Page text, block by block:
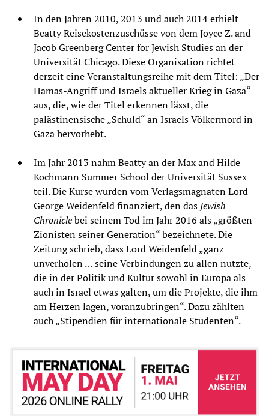
In den Jahren 2010, 2013 und auch 2014 erhielt
Beatty Reisekostenzuschüsse von dem Joyce Z. and
Jacob Greenberg Center for Jewish Studies an der
Universität Chicago. Diese Organisation richtet
derzeit eine Veranstaltungsreihe mit dem Titel: „Der
Hamas-Angriff und Israels aktueller Krieg in Gaza“
aus, die, wie der Titel erkennen lässt, die
palästinensische „Schuld“ an Israels Völkermord in
Gaza hervorhebt.
Im Jahr 2013 nahm Beatty an der Max and Hilde
Kochmann Summer School der Universität Sussex
teil. Die Kurse wurden vom Verlagsmagnaten Lord
George Weidenfeld finanziert, den das Jewish
Chroniclebei seinem Tod im Jahr 2016 als „größten
Zionisten seiner Generation“ bezeichnete. Die
Zeitung schrieb, dass Lord Weidenfeld „ganz
unverholen … seine Verbindungen zu allen nutzte,
die in der Politik und Kultur sowohl in Europa als
auch in Israel etwas galten, um die Projekte, die ihm
am Herzen lagen, voranzubringen“. Dazu zählten
auch „Stipendien für internationale Studenten“.